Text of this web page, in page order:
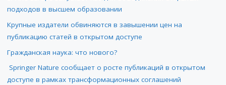
подходов в высшем образовании
Крупные издатели обвиняются в завышении цен на
публикацию статей в открытом доступе
Гражданская наука: что нового?
Springer Nature сообщает о росте публикаций в открытом
доступе в рамках трансформационных соглашений